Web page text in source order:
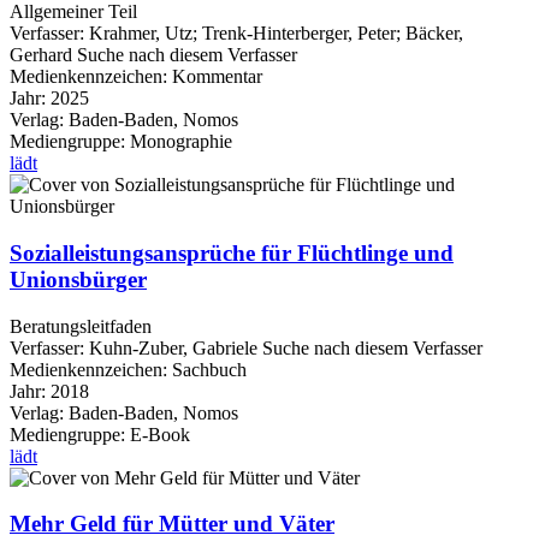
Allgemeiner Teil
Verfasser: Krahmer, Utz; Trenk-Hinterberger, Peter; Bäcker,
Gerhard Suche nach diesem Verfasser
Medienkennzeichen: Kommentar
Jahr: 2025
Verlag: Baden-Baden, Nomos
Mediengruppe: Monographie
lädt
Sozialleistungsansprüche für Flüchtlinge und
Unionsbürger
Beratungsleitfaden
Verfasser: Kuhn-Zuber, Gabriele Suche nach diesem Verfasser
Medienkennzeichen: Sachbuch
Jahr: 2018
Verlag: Baden-Baden, Nomos
Mediengruppe: E-Book
lädt
Mehr Geld für Mütter und Väter